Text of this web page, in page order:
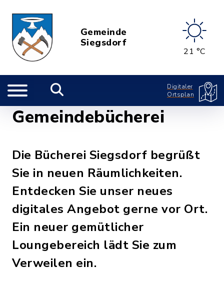
Gemeinde
Siegsdorf
21 °C
Digitaler
Ortsplan
Gemeindebücherei
Die Bücherei Siegsdorf begrüßt
Sie in neuen Räumlichkeiten.
Entdecken Sie unser neues
digitales Angebot gerne vor Ort.
Ein neuer gemütlicher
Loungebereich lädt Sie zum
Verweilen ein.